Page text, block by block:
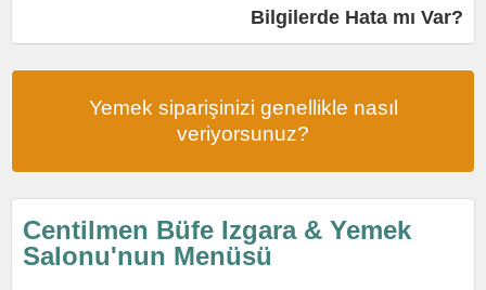
Bilgilerde Hata mı Var?
Yemek siparişinizi genellikle nasıl
veriyorsunuz?
Centilmen Büfe Izgara & Yemek
Salonu'nun Menüsü